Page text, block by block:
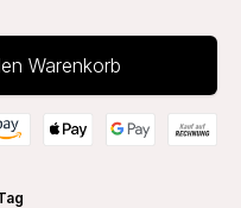
Warenkorb